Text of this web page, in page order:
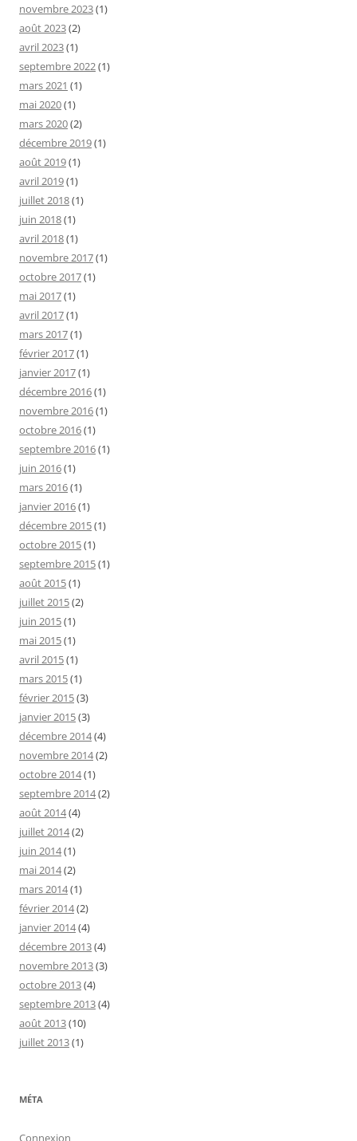
novembre 2023(1)
août 2023(2)
avril 2023(1)
septembre 2022(1)
mars 2021 (1)
mai 2020(1)
mars 2020(2)
décembre 2019(1)
août 2019(1)
avril 2019(1)
juillet 2018(1)
juin 2018(1)
avril 2018(1)
novembre 2017(1)
octobre 2017(1)
mai 2017(1)
avril 2017(1)
mars 2017(1)
février 2017(1)
janvier 2017(1)
décembre 2016(1)
novembre 2016(1)
octobre 2016(1)
septembre 2016(1)
juin 2016(1)
mars 2016(1)
janvier 2016(1)
décembre 2015(1)
octobre 2015(1)
septembre 2015(1)
août 2015(1)
juillet 2015(2)
juin 2015(1)
mai 2015(1)
avril 2015(1)
mars 2015(1)
février 2015(3)
janvier 2015(3)
décembre 2014(4)
novembre 2014(2)
octobre 2014(1)
septembre 2014(2)
août 2014(4)
juillet 2014(2)
juin 2014(1)
mai 2014(2)
mars 2014(1)
février 2014(2)
janvier 2014(4)
décembre 2013(4)
novembre 2013(3)
octobre 2013(4)
septembre 2013(4)
août 2013(10)
juillet 2013(1)
MÉTA
Connexion